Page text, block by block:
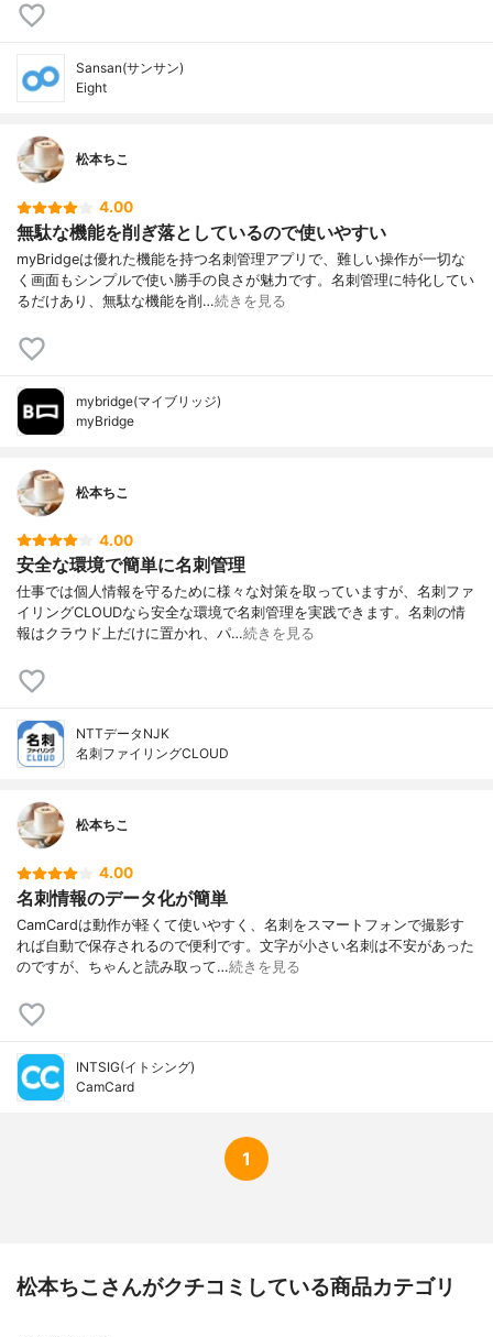
Sansan(サンサン)
Eight
松本ちこ
4.00
無駄な機能を削ぎ落としているので使いやすい
myBridgeは優れた機能を持つ名刺管理アプリで、難しい操作が一切な
く画面もシンプルで使い勝手の良さが魅力です。名刺管理に特化してい
るだけあり、無駄な機能を削…続きを見る
mybridge(マイブリッジ)
myBridge
松本ちこ
4.00
安全な環境で簡単に名刺管理
仕事では個人情報を守るために様々な対策を取っていますが、名刺ファ
イリングCLOUDなら安全な環境で名刺管理を実践できます。名刺の情
報はクラウド上だけに置かれ、パ…続きを見る
NTTデータNJK
名刺ファイリングCLOUD
松本ちこ
4.00
名刺情報のデータ化が簡単
CamCardは動作が軽くて使いやすく、名刺をスマートフォンで撮影す
れば自動で保存されるので便利です。文字が小さい名刺は不安があった
のですが、ちゃんと読み取って…続きを見る
INTSIG(イトシング)
CamCard
1
松本ちこさんがクチコミしている商品カテゴリ